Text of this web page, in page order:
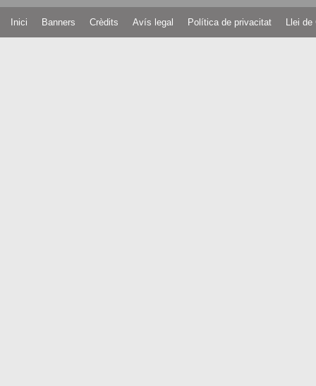
Inici Banners Crèdits Avís legal Política de privacitat Llei de